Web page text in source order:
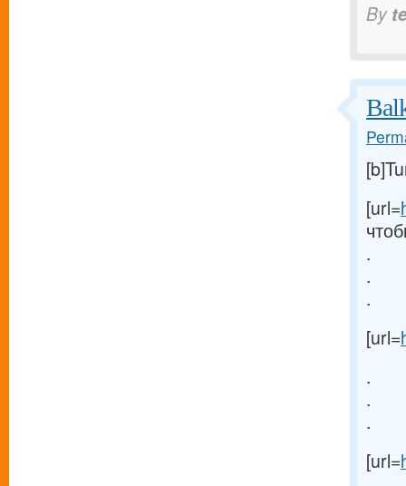
By
[url=
.
.
.
[url=
.
.
.
[url=